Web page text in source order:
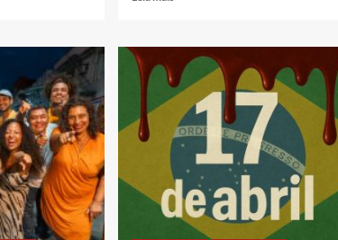
Como
foi
o
lançamento
do
curso
de
Cinema
da
Uerj
Baixada